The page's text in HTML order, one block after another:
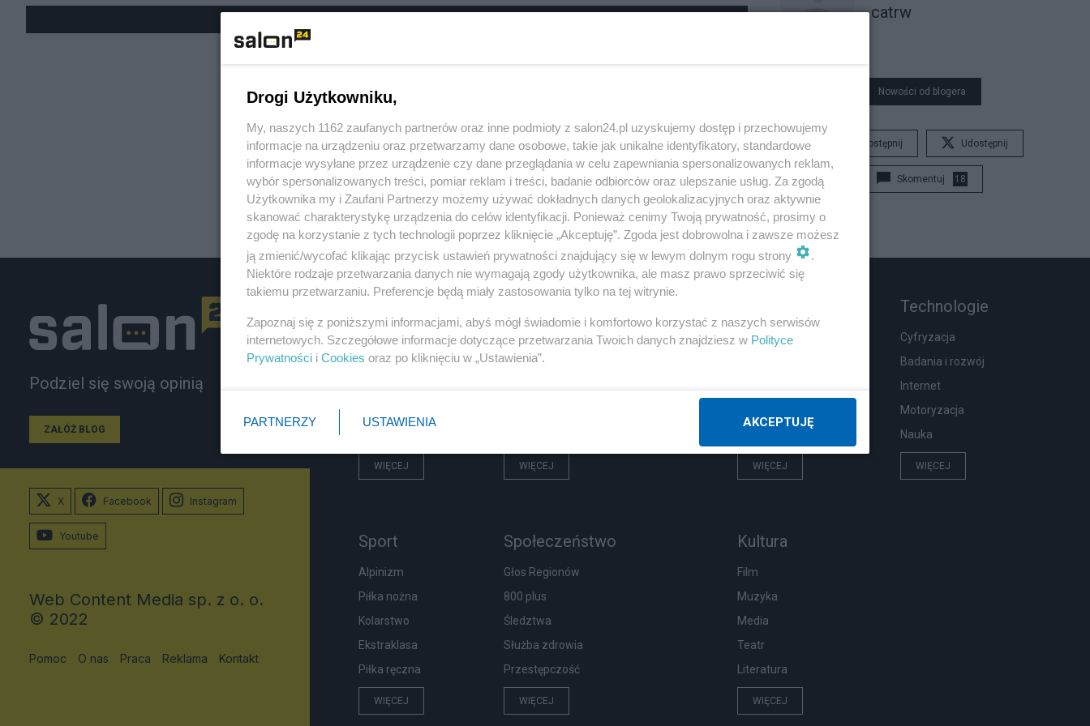
catrw
Nowości od blogera
Udostępnij Udostępnij
Skomentuj 18
Podziel się swoją opinią
ZAŁÓŻ BLOG
PiS
Rząd
WIĘCEJ
Biznes
Pieniądze
WIĘCEJ
Zdrowie
WIĘCEJ
Technologie
Cyfryzacja
Badania i rozwój
Internet
Motoryzacja
Nauka
WIĘCEJ
Sport
Alpinizm
Piłka nożna
Kolarstwo
Ekstraklasa
Piłka ręczna
WIĘCEJ
Społeczeństwo
Głos Regionów
800 plus
Śledztwa
Służba zdrowia
Przestępczość
WIĘCEJ
Kultura
Film
Muzyka
Media
Teatr
Literatura
WIĘCEJ
X Facebook Instagram
Youtube
Web Content Media sp. z o. o.
© 2022
Pomoc O nas Praca Reklama Kontakt
Drogi Użytkowniku,
My, naszych 1162 zaufanych partnerów oraz inne podmioty z salon24.pl uzyskujemy dostęp i przechowujemy
informacje na urządzeniu oraz przetwarzamy dane osobowe, takie jak unikalne identyfikatory, standardowe
informacje wysyłane przez urządzenie czy dane przeglądania w celu zapewniania spersonalizowanych reklam,
wybór spersonalizowanych treści, pomiar reklam i treści, badanie odbiorców oraz ulepszanie usług. Za zgodą
Użytkownika my i Zaufani Partnerzy możemy używać dokładnych danych geolokalizacyjnych oraz aktywnie
skanować charakterystykę urządzenia do celów identyfikacji. Ponieważ cenimy Twoją prywatność, prosimy o
zgodę na korzystanie z tych technologii poprzez kliknięcie „Akceptuję”. Zgoda jest dobrowolna i zawsze możesz
ją zmienić/wycofać klikając przycisk ustawień prywatności znajdujący się w lewym dolnym rogu strony
.
Niektóre rodzaje przetwarzania danych nie wymagają zgody użytkownika, ale masz prawo sprzeciwić się
takiemu przetwarzaniu. Preferencje będą miały zastosowania tylko na tej witrynie.
Zapoznaj się z poniższymi informacjami, abyś mógł świadomie i komfortowo korzystać z naszych serwisów
internetowych. Szczegółowe informacje dotyczące przetwarzania Twoich danych znajdziesz w Polityce
Prywatności i Cookies oraz po kliknięciu w „Ustawienia”.
PARTNERZY USTAWIENIA AKCEPTUJĘ